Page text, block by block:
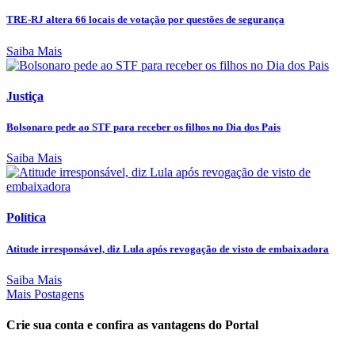
TRE-RJ altera 66 locais de votação por questões de segurança
Saiba Mais
Justiça
Bolsonaro pede ao STF para receber os filhos no Dia dos Pais
Saiba Mais
Política
Atitude irresponsável, diz Lula após revogação de visto de embaixadora
Saiba Mais
Mais Postagens
Crie sua conta e confira as vantagens do Portal